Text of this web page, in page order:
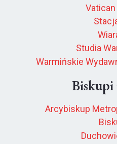
Studia
Warmińskie
Biskupi
Arcybiskup